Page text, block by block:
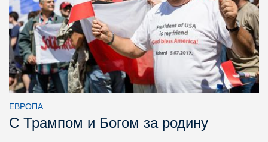
ЕВРОПА
С Трампом и Богом за родину